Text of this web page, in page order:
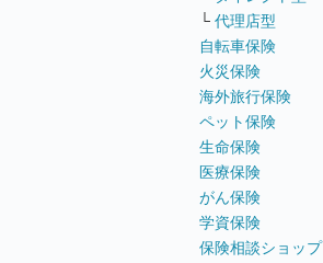
└ 代理店型
自転車保険
火災保険
海外旅行保険
ペット保険
生命保険
医療保険
がん保険
学資保険
保険相談ショップ